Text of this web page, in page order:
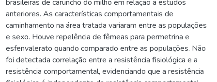
brasileiras de caruncho do milho em relação a estudos
anteriores. As características comportamentais de
caminhamento na área tratada variaram entre as populações
e sexo. Houve repelência de fêmeas para permetrina e
esfenvalerato quando comparado entre as populações. Não
foi detectada correlação entre a resistência fisiológica e a
resistência comportamental, evidenciando que a resistência